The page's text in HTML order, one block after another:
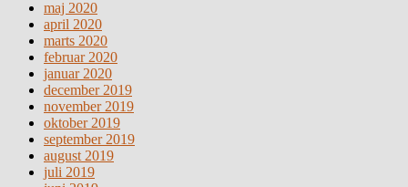
maj 2020
april 2020
marts 2020
februar 2020
januar 2020
december 2019
november 2019
oktober 2019
september 2019
august 2019
juli 2019